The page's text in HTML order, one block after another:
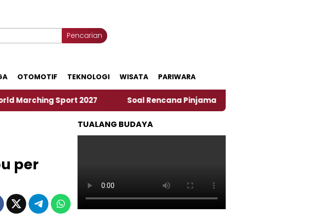
Pencarian
OTOMOTIF TEKNOLOGI WISATA PARIWARA
Sport 2027 ‎Soal Rencana Pinjaman Daerah Pemkab Jember, Ini Kata
per
TUALANG BUDAYA